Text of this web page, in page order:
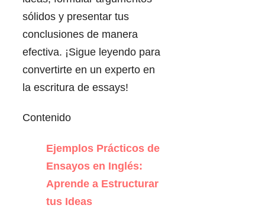
sólidos y presentar tus
conclusiones de manera
efectiva. ¡Sigue leyendo para
convertirte en un experto en
la escritura de essays!
Contenido
Ejemplos Prácticos de
Ensayos en Inglés:
Aprende a Estructurar
tus Ideas